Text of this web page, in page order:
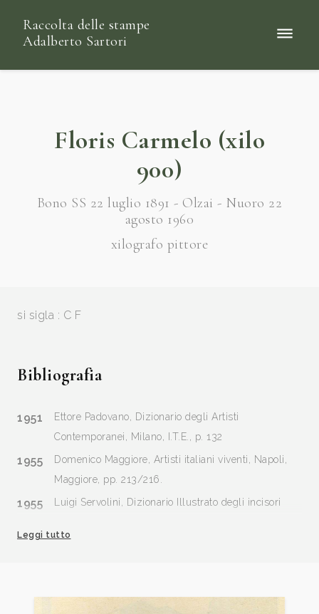
Raccolta delle stampe
Adalberto Sartori
Floris Carmelo (xilo
900)
Bono SS 22 luglio 1891 - Olzai - Nuoro 22
agosto 1960
xilografo pittore
si sigla : C F
Bibliografia
1951
Ettore Padovano, Dizionario degli Artisti
Contemporanei, Milano, I.T.E., p. 132
1955
Domenico Maggiore, Artisti italiani viventi, Napoli,
Maggiore, pp. 213/216.
1955
Luigi Servolini, Dizionario Illustrato degli incisori
330, 332;
Luigi Servolini, Gli incisori d’Italia, Milano, Edizioni
Leggi tutto